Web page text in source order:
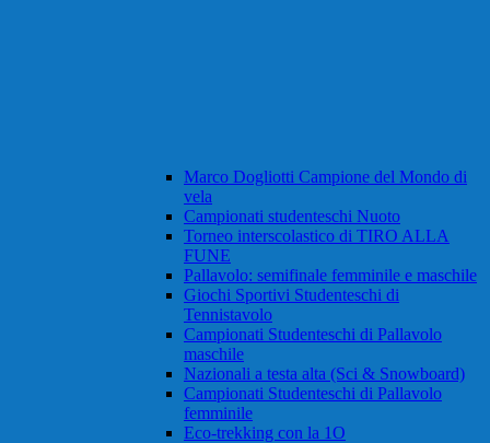
Marco Dogliotti Campione del Mondo di
vela
Campionati studenteschi Nuoto
Torneo interscolastico di TIRO ALLA
FUNE
Pallavolo: semifinale femminile e maschile
Giochi Sportivi Studenteschi di
Tennistavolo
Campionati Studenteschi di Pallavolo
maschile
Nazionali a testa alta (Sci & Snowboard)
Campionati Studenteschi di Pallavolo
femminile
Eco-trekking con la 1O